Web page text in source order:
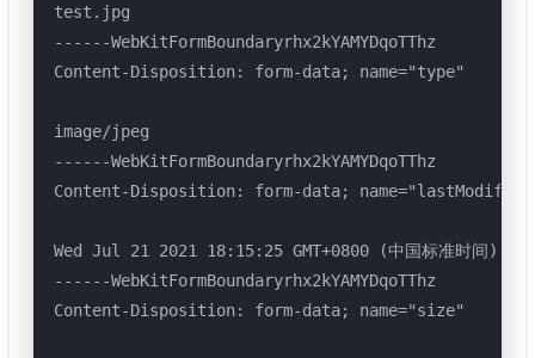
test.jpg
------WebKitFormBoundaryrhx2kYAMYDqoTThz
Content-Disposition: form-data; name="type"
image/jpeg
------WebKitFormBoundaryrhx2kYAMYDqoTThz
Content-Disposition: form-data;
Wed Jul 21 2021 18:15:25 GMT+0800 (中国标准时间)
------WebKitFormBoundaryrhx2kYAMYDqoTThz
Content-Disposition: form-data; name="size"